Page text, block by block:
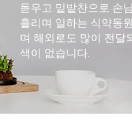
돋우고 밑밭찬으로 손
흘리며 일하는 식약동
며 해외로도 많이 전달
색이 없습니다.